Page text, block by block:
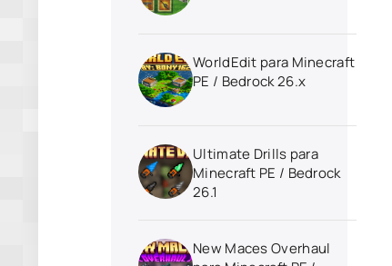
WorldEdit para Minecraft
PE / Bedrock 26.x
Ultimate Drills para
Minecraft PE / Bedrock
26.1
New Maces Overhaul